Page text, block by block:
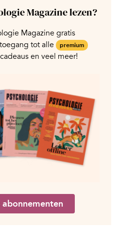
Magazine lezen?
Magazine gratis
tot alle
premium
en veel meer!